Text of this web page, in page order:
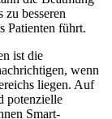
besseren
Patienten führt.
ist die
wenn
liegen. Auf
potenzielle
Smart-